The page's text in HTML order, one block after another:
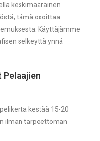
keskimääräinen
tämä osoittaa
Käyttäjämme
selkeyttä ynnä
Pelaajien
kestää 15-20
ilman tarpeettoman